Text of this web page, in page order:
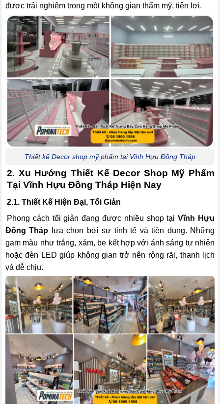
được trải nghiệm trong một không gian thẩm mỹ, tiện lợi.
Thiết kế Decor shop mỹ phẩm tại Vĩnh Hựu Đồng Tháp
2. Xu Hướng Thiết Kế Decor Shop Mỹ Phẩm
Tại Vĩnh Hựu Đồng Tháp Hiện Nay
2.1. Thiết Kế Hiện Đại, Tối Giản
Phong cách tối giản đang được nhiều shop tạiVĩnh Hựu
Đồng Tháp lựa chọn bởi sự tinh tế và tiện dụng. Những
gam màu như trắng, xám, be kết hợp với ánh sáng tự nhiên
hoặc đèn LED giúp không gian trở nên rộng rãi, thanh lịch
và dễ chịu.